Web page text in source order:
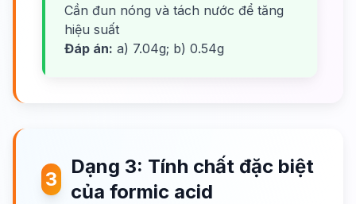
Cần đun nóng và tách nước để tăng
hiệu suất
Đáp án: a) 7.04g; b) 0.54g
3
Dạng 3: Tính chất đặc biệt
của formic acid